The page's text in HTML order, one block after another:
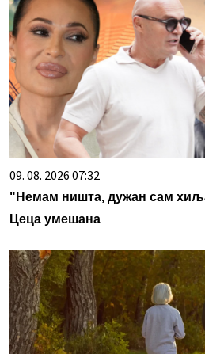
09. 08. 2026 07:32
"Немам ништа, дужан сам
Цеца умешана